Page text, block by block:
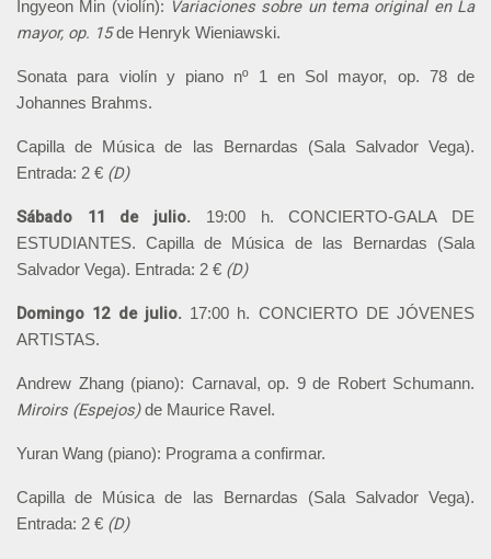
Ingyeon Min (violín): Variaciones sobre un tema original en La
mayor, op. 15de Henryk Wieniawski.
Sonata para violín y piano nº 1 en Sol mayor, op. 78 de
Johannes Brahms.
Capilla de Música de las Bernardas (Sala Salvador Vega).
Entrada: 2 € (D)
Sábado 11 de julio.
19:00 h. CONCIERTO-GALA DE
ESTUDIANTES. Capilla de Música de las Bernardas (Sala
Salvador Vega). Entrada: 2 € (D)
Domingo 12 de julio. 17:00 h. CONCIERTO DE JÓVENES
ARTISTAS.
Andrew Zhang (piano): Carnaval, op. 9 de Robert Schumann.
Miroirs (Espejos)de Maurice Ravel.
Yuran Wang (piano): Programa a confirmar.
Capilla de Música de las Bernardas (Sala Salvador Vega).
Entrada: 2 € (D)